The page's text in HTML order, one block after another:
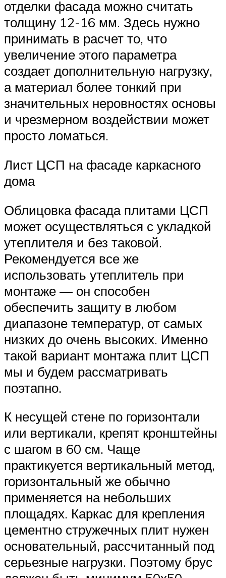
отделки фасада можно считать
толщину 12-16 мм. Здесь нужно
принимать в расчет то, что
увеличение этого параметра
создает дополнительную нагрузку,
а материал более тонкий при
значительных неровностях основы
и чрезмерном воздействии может
просто ломаться.
Лист ЦСП на фасаде каркасного
дома
Облицовка фасада плитами ЦСП
может осуществляться с укладкой
утеплителя и без таковой.
Рекомендуется все же
использовать утеплитель при
монтаже — он способен
обеспечить защиту в любом
диапазоне температур, от самых
низких до очень высоких. Именно
такой вариант монтажа плит ЦСП
мы и будем рассматривать
поэтапно.
К несущей стене по горизонтали
или вертикали, крепят кронштейны
с шагом в 60 см. Чаще
практикуется вертикальный метод,
горизонтальный же обычно
применяется на небольших
площадях. Каркас для крепления
цементно стружечных плит нужен
основательный, рассчитанный под
серьезные нагрузки. Поэтому брус